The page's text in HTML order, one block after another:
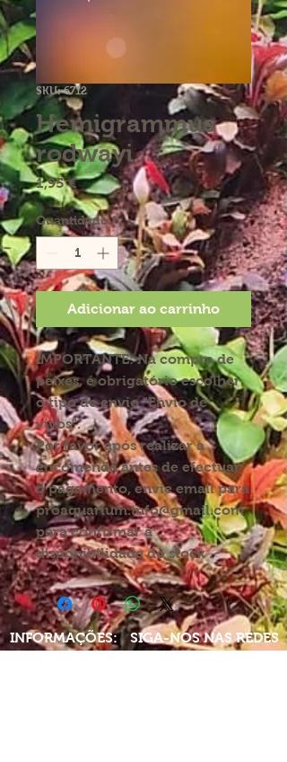
SKU: 6712
Hemigrammus
rodwayi
1,95 €Preço
Quantidade *
Adicionar ao carrinho
IMPORTANTE:Na compra de
peixes, é obrigatório escolher
o tipo de envio "Envio de
vivos".
Por favor após realizar a
encomenda antes de efectuar
o pagamento, envie email para
proaquarium.info@gmail.com
para confirmar a
disponibilidade do stock .
INFORMAÇÕES: SIGA-NOS NAS REDES